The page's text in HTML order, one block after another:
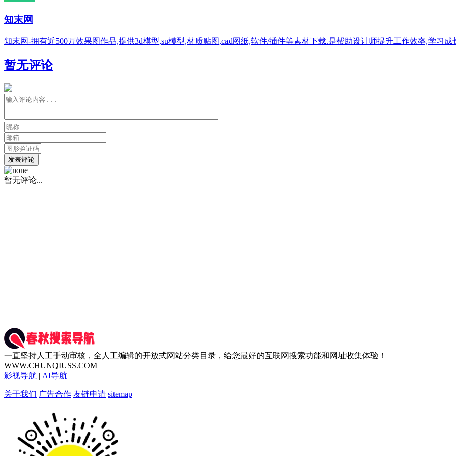
知末网
知末网-拥有近500万效果图作品,提供3d模型,su模型,材质贴图,cad图纸,软件/插件等素材下载.是帮助设计师提升工作效率,学习
暂无评论
发表评论
暂无评论...
一直坚持人工手动审核，全人工编辑的开放式网站分类目录，给您最好的互联网搜索功能和网址收集体验！
WWW.CHUNQIUSS.COM
影视导航 | AI导航
关于我们 广告合作 友链申请 sitemap